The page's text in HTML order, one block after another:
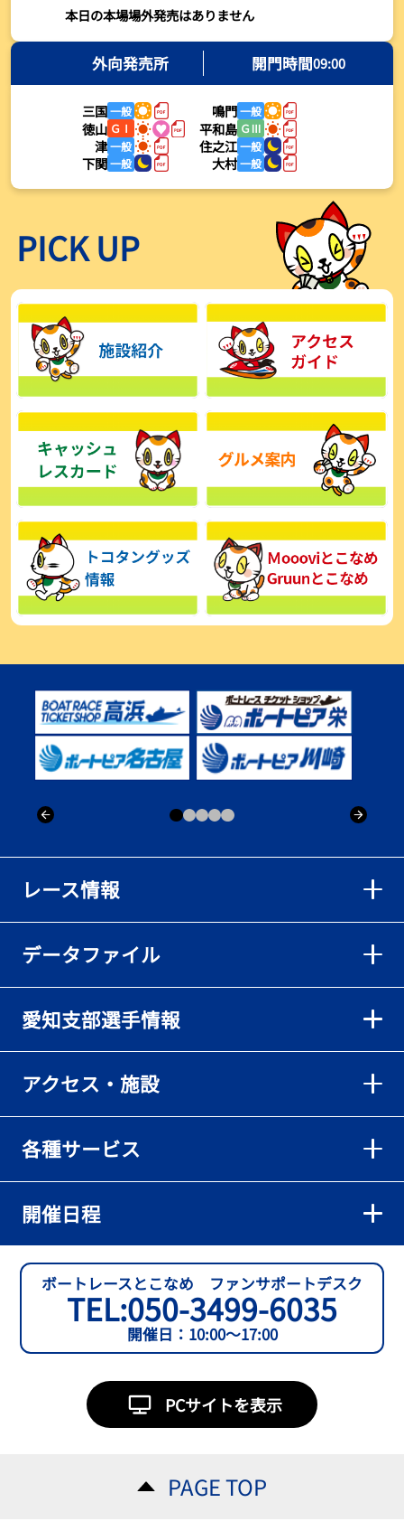
【ボートレース】荒木颯斗が地元勢でただ１人優出果たす「地元で
初優勝したい」／常滑 - 日刊スポーツ
2026年08月03日
【ボートレース】４枠で優出の塚越海斗が強気節「攻めていくレー
スをします」／常滑 - 日刊スポーツ
2026年08月03日
【ボートレース】広瀬凜が接戦制して２着で優出「出足、回り足は
【とこなめボート】塚越海斗が優勝戦で脅威の伸びを披露する「合
ったときの伸びは自分が一番」
2026年08月03日
【とこなめボート】広瀬凜は準優で見つかった課題の克服へ「結果
的に１着を取れればいい」
2026年08月03日
【とこなめボート】西丸敦基が未勝利では終われない「最終日頑張
る」
2026年08月03日
【とこなめボート ルーキーシリーズ】広瀬凜 6位で予選突破「勝負
2026年08月02日
【とこなめボート 日野未来コラム とこなめミライ予想図】トコタン
お誕生日おめでとう！
2026年08月02日
んでもらったし、恩返しをしたいです」～とこなめルーキーＳ
【常滑ボート・ルーキーＳ】荒木颯斗 予選９位でセミファイナル進
出「そろそろ優勝したい」
2026年08月02日
回りは良くなった」／常滑 - 日刊スポーツ
【ボートレース】島川海輝が逃げ切って準優勝負駆け成功、準優は
伸び意識の調整で／常滑 - 日刊スポーツ
【ボートレース】地元の荒木颯斗が有言実行の予選突破「そろそろ
2026年08月02日
【とこなめボート】出足抜群の篠原晟弥だが「叩き変える可能性も
ある」と思案顔
【とこなめボート】準優６枠の西川拓利は「チルトを跳ねる可能性
もあります」
2026年08月02日
【とこなめボート ルーキーシリーズ第15戦】石渡翔一郎 内枠狙うぞ
「足は厳しかったけど、４日目につながって良かった」～とこなめ
2026年08月01日
本日の本場場外発売はありません
外向発売所 開門時間09:00
三国一般 鳴門一般
徳山 ＧⅠ 平和島 ＧⅢ
津一般 住之江一般
下関一般 大村一般
PICK UP
レース情報
データファイル
愛知支部選手情報
アクセス・施設
各種サービス
開催日程
ボートレースとこなめ ファンサポートデスク
TEL:050-3499-6035
開催日：10:00～17:00
PCサイトを表示
PAGE TOP